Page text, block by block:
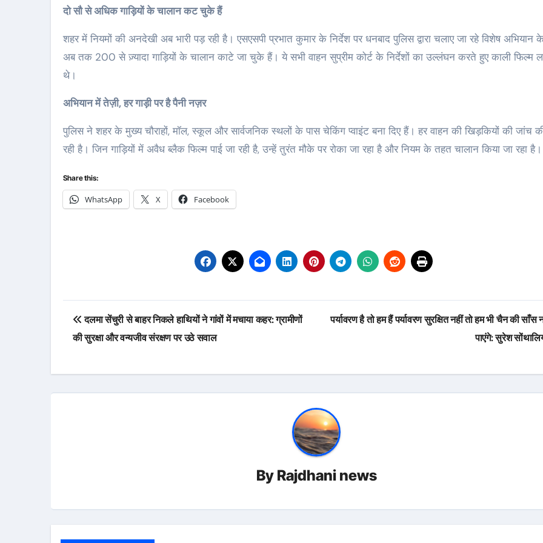
दो सौ से अधिक गाड़ियों के चालान कट चुके हैं
शहर में नियमों की अनदेखी अब भारी पड़ रही है। एसएसपी प्रभात कुमार के निर्देश पर धनबाद पुलिस द्वारा चलाए जा रहे विशेष अभियान
अब तक 200 से ज़्यादा गाड़ियों के चालान काटे जा चुके हैं। ये सभी वाहन सुप्रीम कोर्ट के निर्देशों का उल्लंघन करते हुए काली फिल्म
थे।
अभियान में तेज़ी, हर गाड़ी पर है पैनी नज़र
पुलिस ने शहर के मुख्य चौराहों, मॉल, स्कूल और सार्वजनिक स्थलों के पास चेकिंग प्वाइंट बना दिए हैं। हर वाहन की खिड़कियों की जांच
रही है। जिन गाड़ियों में अवैध ब्लैक फिल्म पाई जा रही है, उन्हें तुरंत मौके पर रोका जा रहा है और नियम के तहत चालान किया जा रहा है।
Share this:
WhatsApp X Facebook
Post
navigation
दलमा सेंचुरी से बाहर निकले हाथियों ने गांवों में मचाया कहर: ग्रामीणों
की सुरक्षा और वन्यजीव संरक्षण पर उठे सवाल
पर्यावरण है तो हम हैं पर्यावरण सुरक्षित नहीं तो हम भी चैन की साँस
पाएंगे: सुरेश
By Rajdhani news